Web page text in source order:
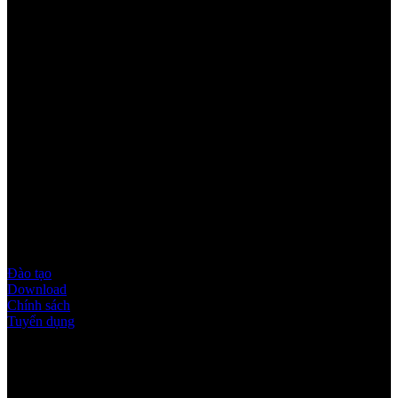
Đào tạo
Download
Chính sách
Tuyển dụng